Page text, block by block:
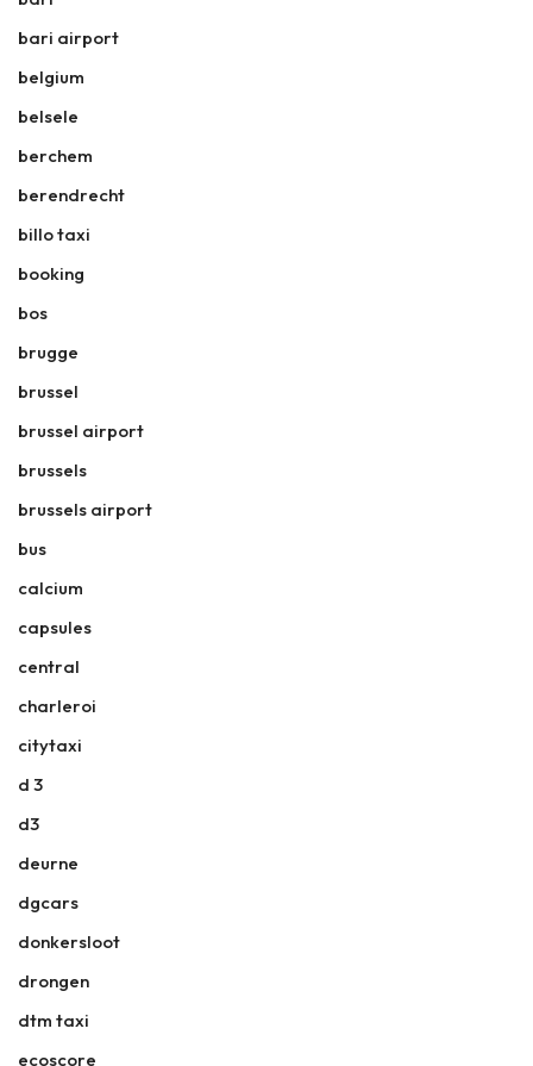
bari airport
belgium
belsele
berchem
berendrecht
billo taxi
booking
bos
brugge
brussel
brussel airport
brussels
brussels airport
bus
calcium
capsules
central
charleroi
citytaxi
d 3
d3
deurne
dgcars
donkersloot
drongen
dtm taxi
ecoscore